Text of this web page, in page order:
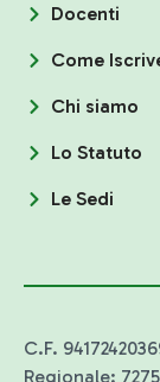
Docenti
Come
Chi siamo
Lo Statuto
Le Sedi
C.F.
Regionale: